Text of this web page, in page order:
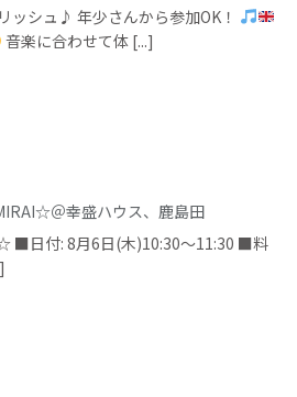
ッシュ♪ 年少さんから参加OK！
音楽に合わせて体 [...]
＠幸盛ハウス、鹿島田
■日付: 8月6日(木)10:30～11:30 ■料